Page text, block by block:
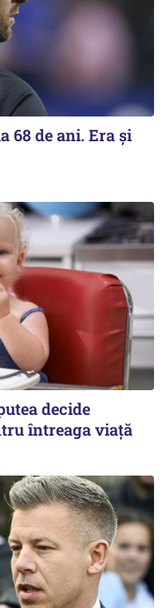
68 de ani. Era și
decide
întreaga viață